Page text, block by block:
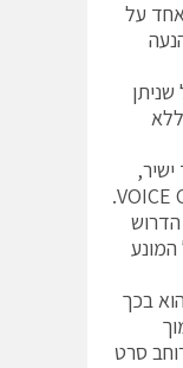
אחד על
ישיר,
היא הינע ע"י סליל בשיטת VOICE COIL.
המונע
בכך
סרט